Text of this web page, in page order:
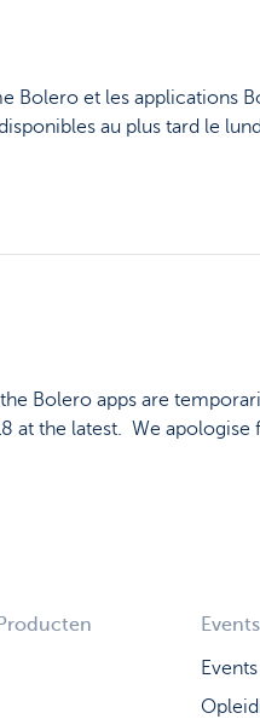
Bolero et les applications
au plus tard le
Bolero apps are
at the latest. We
Events